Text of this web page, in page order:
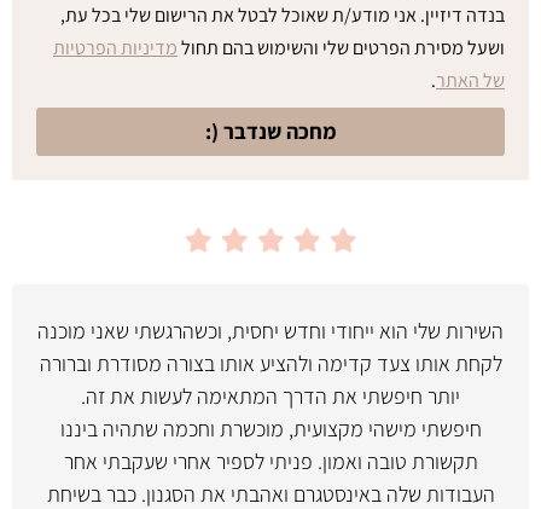
בנדה דיזיין. אני מודע/ת שאוכל לבטל את הרישום שלי בכל עת,
ושעל מסירת הפרטים שלי והשימוש בהם תחולמדיניות הפרטיות
של האתר.
מחכה שנדבר (:
השירות שלי הוא ייחודי וחדש יחסית, וכשהרגשתי שאני מוכנה
לקחת אותו צעד קדימה ולהציע אותו בצורה מסודרת וברורה
יותר חיפשתי את הדרך המתאימה לעשות את זה.
חיפשתי מישהי מקצועית, מוכשרת וחכמה שתהיה ביננו
תקשורת טובה ואמון. פניתי לספיר אחרי שעקבתי אחר
העבודות שלה באינסטגרם ואהבתי את הסגנון. כבר בשיחת